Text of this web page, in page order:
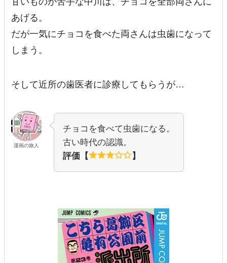
あげる。
だが一気にチョコを食べた両さんは虫歯になって
しまう。
そして近所の歯医者に診療してもらうが…
漫画の旅人
チョコを食べて虫歯になる。
古い時代の認識。
評価【
】